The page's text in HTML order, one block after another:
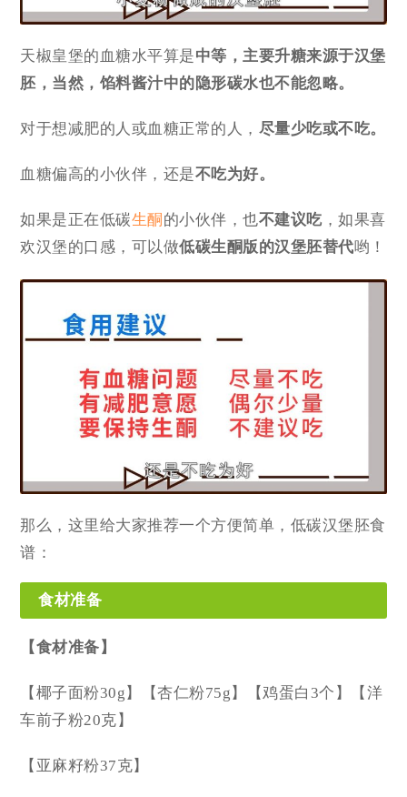
天椒皇堡的血糖水平算是中等，主要升糖来源于汉堡
胚，当然，馅料酱汁中的隐形碳水也不能忽略。
对于想减肥的人或血糖正常的人， 尽量少吃或不吃。
血糖偏高的小伙伴，还是不吃为好。
如果是正在低碳生酮 的小伙伴，也不建议吃 ，如果喜
欢汉堡的口感，可以做低碳生酮版的汉堡胚替代哟！
那么，这里给大家推荐一个方便简单，低碳汉堡胚食
谱：
食材准备‍
【食材准备】
【椰子面粉30g】【杏仁粉75g】【鸡蛋白3个】【洋
车前子粉20克】
【亚麻籽粉37克】